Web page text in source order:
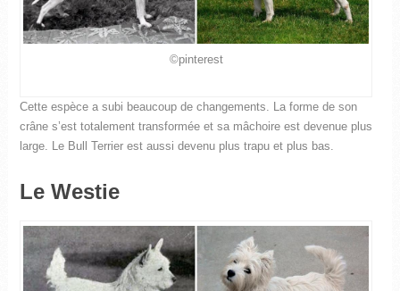
©pinterest
Cette espèce a subi beaucoup de changements. La forme de son
crâne s’est totalement transformée et sa mâchoire est devenue plus
large. Le Bull Terrier est aussi devenu plus trapu et plus bas.
Le Westie